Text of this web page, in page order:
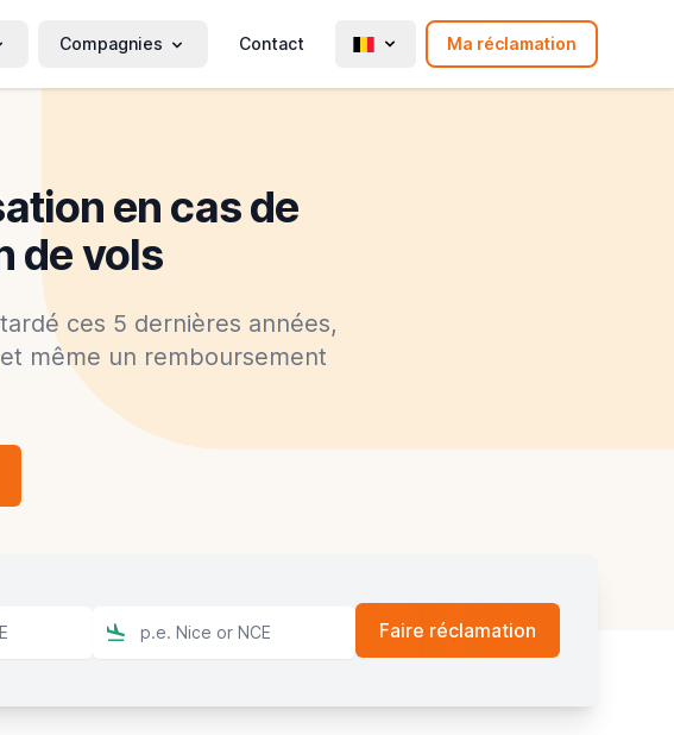
Compagnies Contact Ma réclamation
en cas de
de vols
ces 5 dernières années,
même un remboursement